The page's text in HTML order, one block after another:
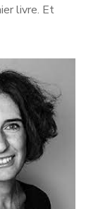
livre. Et